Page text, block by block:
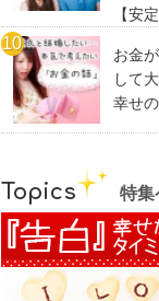
【安
お金
して
幸せ
Topics 特集